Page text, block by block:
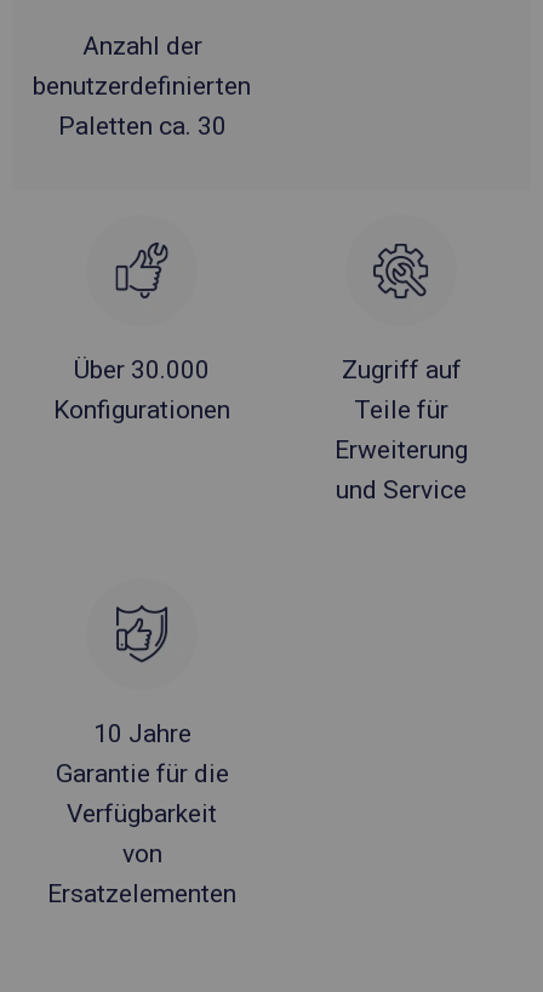
Anzahl der
benutzerdefinierten
Paletten ca. 30
Über 30.000
Konfigurationen
Zugriff auf
Teile für
Erweiterung
und Service
10 Jahre
Garantie für die
Verfügbarkeit
von
Ersatzelementen